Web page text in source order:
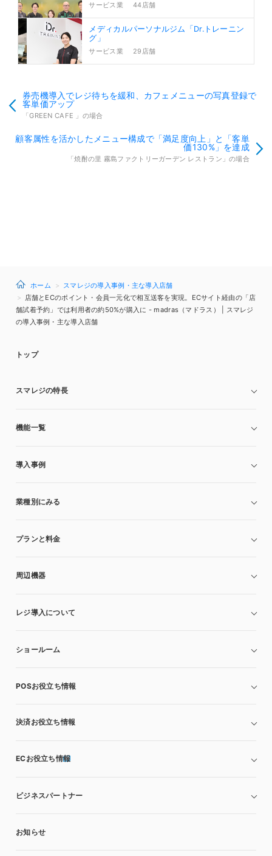
サービス業 44店舗
メディカルパーソナルジム「Dr.トレーニン
グ」
サービス業 29店舗
券売機導入でレジ待ちを緩和、カフェメニューの写真登録で
客単価アップ
「GREEN CAFE 」の場合
顧客属性を活かしたメニュー構成で「満足度向上」と「客単
価130%」を達成
「焼酎の里 霧島ファクトリーガーデン レストラン」の場合
ホーム
スマレジの導入事例・主な導入店舗
店舗とECのポイント・会員一元化で相互送客を実現。ECサイト経由の「店
舗試着予約」では利用者の約50%が購入に - madras（マドラス） | スマレジ
の導入事例・主な導入店舗
トップ
スマレジの特長
機能一覧
導入事例
業種別にみる
プランと料金
周辺機器
レジ導入について
ショールーム
POSお役立ち情報
決済お役立ち情報
ECお役立ち情報
ビジネスパートナー
お知らせ